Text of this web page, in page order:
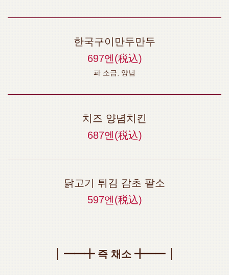
한국구이만두만두
697엔 (税込)
파 소금, 양념
치즈 양념치킨
687엔 (税込)
닭고기 튀김 감초 팥소
597엔 (税込)
━━╋ 즉 채소 ╋━━